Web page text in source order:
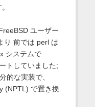
ユーザー
り 前では perl は
システムで
トしていました;
的な実装で、
(NPTL) で置き換